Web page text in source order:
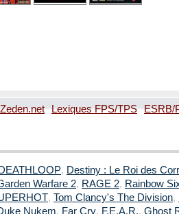
Lexiques FPS/TPS ESRB/
DEATHLOOP, Destiny : Le Roi des
Warfare 2, RAGE 2, Rainbow
, Tom Clancy's The Division,
Nukem, Far Cry, F.E.A.R., Ghost